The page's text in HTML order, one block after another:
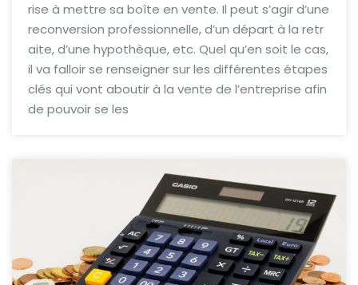
rise à mettre sa boîte en vente. Il peut s’agir d’une
reconversion professionnelle, d’un départ à la retr
aite, d’une hypothèque, etc. Quel qu’en soit le cas,
il va falloir se renseigner sur les différentes étapes
clés qui vont aboutir à la vente de l’entreprise afin
de pouvoir se les